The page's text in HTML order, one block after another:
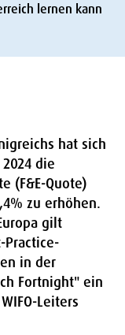
lernen kann
hat sich
die
(F&E-Quote)
zu erhöhen.
gilt
in der
Fortnight" ein
Leiters